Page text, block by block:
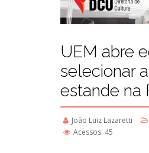
UEM abre
selecionar
estande na
João Luiz Lazaretti
Acessos: 45